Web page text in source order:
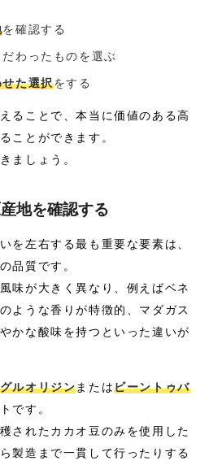
を確認する
だわったものを選ぶ
た選択をする
ることで、本当に価値のある高
ことができます。
ましょう。
地を確認する
を左右する最も重要な要素は、
品質です。
味が大きく異なり、例えばベネ
ような香りが特徴的、マダガス
かな酸味を持つといった違いが
ルオリジンまたはビーントゥバ
です。
されたカカオ豆のみを使用した
製造まで一貫して行ったりする